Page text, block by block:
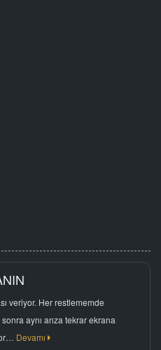
veriyor. Her restlememde
aynı arıza tekrar ekrana
Devamı